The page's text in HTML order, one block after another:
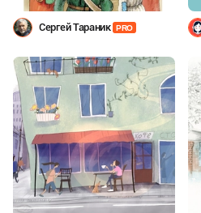
Сергей Тараник PRO